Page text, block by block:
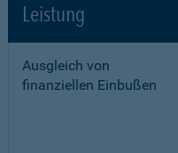
Leistung
Ausgleich von
finanziellen Einbußen